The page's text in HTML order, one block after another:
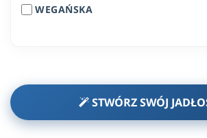
WEGAŃSKA
STWÓRZ SWÓJ